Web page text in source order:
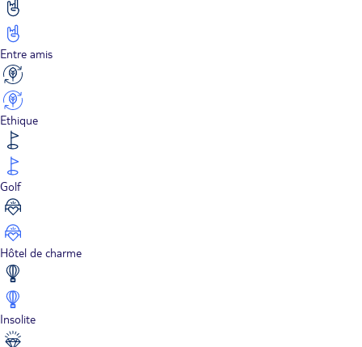
Entre amis
Ethique
Golf
Hôtel de charme
Insolite